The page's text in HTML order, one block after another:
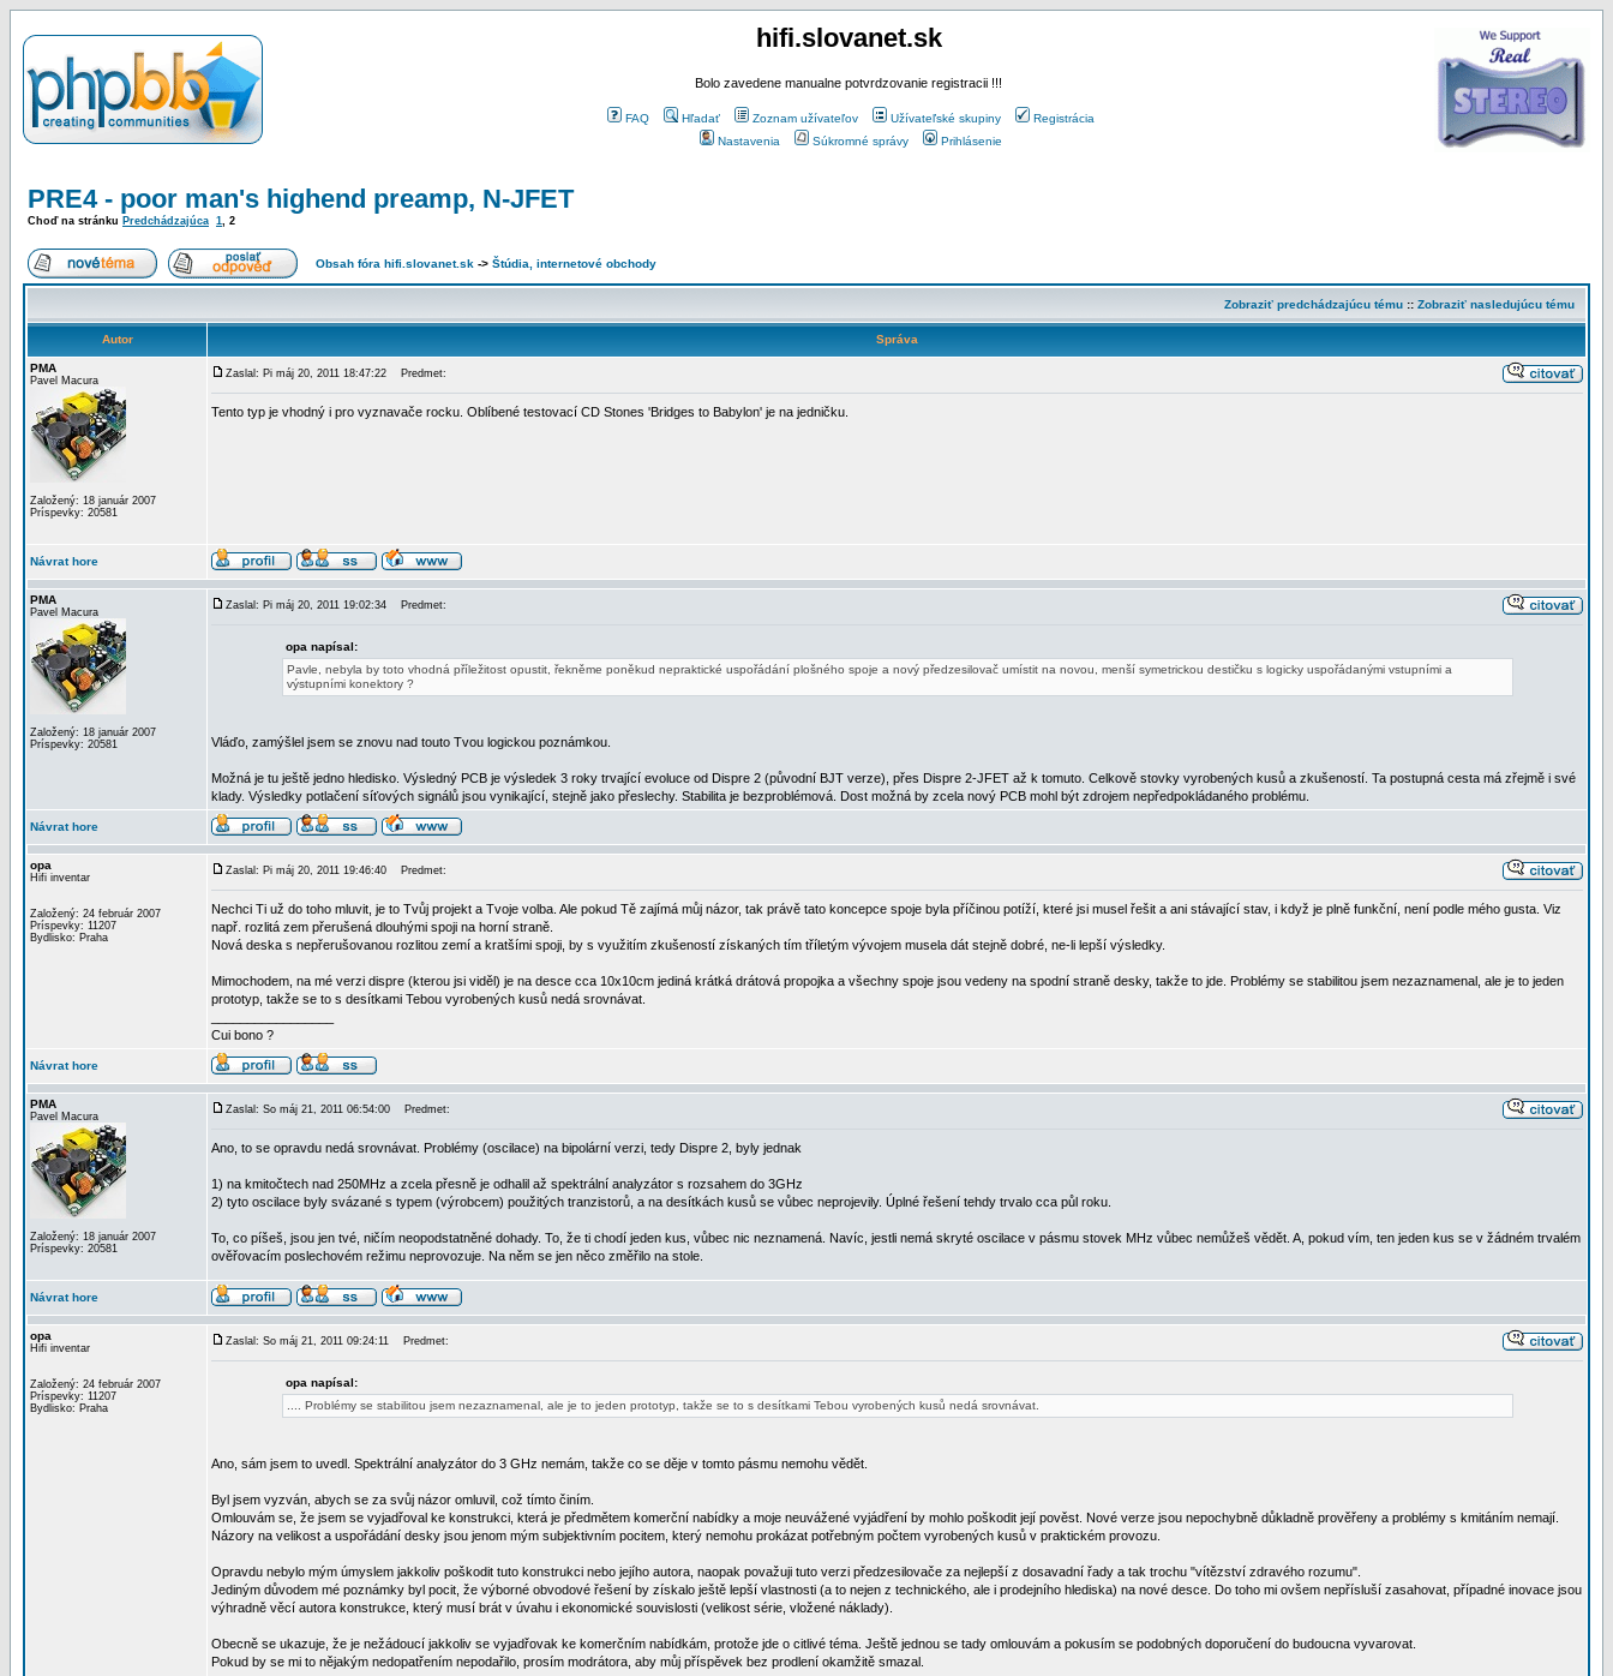
hifi.slovanet.sk
Bolo zavedene manualne potvrdzovanie registracii !!!
FAQ Hľadať Zoznam užívateľov Užívateľské skupiny
Registrácia
Nastavenia
Súkromné správy Prihlásenie
PRE4 - poor man's highend preamp, N-JFET
Choď na stránku Predchádzajúca 1, 2
Obsah fóra hifi.slovanet.sk -> Štúdia, internetové obchody
Zobraziť predchádzajúcu tému :: Zobraziť nasledujúcu tému
Autor Správa
PMA
Pavel Macura
Založený: 18 január 2007
Príspevky: 20581
Zaslal: Pi máj 20, 2011 18:47:22 Predmet:
Tento typ je vhodný i pro vyznavače rocku. Oblíbené testovací CD Stones 'Bridges to Babylon' je na jedničku.
Návrat hore
PMA
Pavel Macura
Založený: 18 január 2007
Príspevky: 20581
Zaslal: Pi máj 20, 2011 19:02:34 Predmet:
opa napísal:
Pavle, nebyla by toto vhodná příležitost opustit, řekněme poněkud nepraktické uspořádání plošného spoje a nový předzesilovač umístit na novou, menší symetrickou destičku s logicky uspořádanými vstupními a
výstupními konektory ?
Vláďo, zamýšlel jsem se znovu nad touto Tvou logickou poznámkou.
Možná je tu ještě jedno hledisko. Výsledný PCB je výsledek 3 roky trvající evoluce od Dispre 2 (původní BJT verze), přes Dispre 2-JFET až k tomuto. Celkově stovky vyrobených kusů a zkušeností. Ta postupná cesta má zřejmě i své
klady. Výsledky potlačení síťových signálů jsou vynikající, stejně jako přeslechy. Stabilita je bezproblémová. Dost možná by zcela nový PCB mohl být zdrojem nepředpokládaného problému.
Návrat hore
opa
Hifi inventar
Založený: 24 február 2007
Príspevky: 11207
Bydlisko: Praha
Zaslal: Pi máj 20, 2011 19:46:40 Predmet:
Nechci Ti už do toho mluvit, je to Tvůj projekt a Tvoje volba. Ale pokud Tě zajímá můj názor, tak právě tato koncepce spoje byla příčinou potíží, které jsi musel řešit a ani stávající stav, i když je plně funkční, není podle mého gusta. Viz
např. rozlitá zem přerušená dlouhými spoji na horní straně.
Nová deska s nepřerušovanou rozlitou zemí a kratšími spoji, by s využitím zkušeností získaných tím tříletým vývojem musela dát stejně dobré, ne-li lepší výsledky.
Mimochodem, na mé verzi dispre (kterou jsi viděl) je na desce cca 10x10cm jediná krátká drátová propojka a všechny spoje jsou vedeny na spodní straně desky, takže to jde. Problémy se stabilitou jsem nezaznamenal, ale je to jeden
prototyp, takže se to s desítkami Tebou vyrobených kusů nedá srovnávat.
Cui bono ?
Návrat hore
PMA
Pavel Macura
Založený: 18 január 2007
Príspevky: 20581
Zaslal: So máj 21, 2011 06:54:00 Predmet:
Ano, to se opravdu nedá srovnávat. Problémy (oscilace) na bipolární verzi, tedy Dispre 2, byly jednak
1) na kmitočtech nad 250MHz a zcela přesně je odhalil až spektrální analyzátor s rozsahem do 3GHz
2) tyto oscilace byly svázané s typem (výrobcem) použitých tranzistorů, a na desítkách kusů se vůbec neprojevily. Úplné řešení tehdy trvalo cca půl roku.
To, co píšeš, jsou jen tvé, ničím neopodstatněné dohady. To, že ti chodí jeden kus, vůbec nic neznamená. Navíc, jestli nemá skryté oscilace v pásmu stovek MHz vůbec nemůžeš vědět. A, pokud vím, ten jeden kus se v žádném trvalém
ověřovacím poslechovém režimu neprovozuje. Na něm se jen něco změřilo na stole.
Návrat hore
opa
Hifi inventar
Založený: 24 február 2007
Príspevky: 11207
Bydlisko: Praha
Zaslal: So máj 21, 2011 09:24:11 Predmet:
opa napísal:
.... Problémy se stabilitou jsem nezaznamenal, ale je to jeden prototyp, takže se to s desítkami Tebou vyrobených kusů nedá srovnávat.
Ano, sám jsem to uvedl. Spektrální analyzátor do 3 GHz nemám, takže co se děje v tomto pásmu nemohu vědět.
Byl jsem vyzván, abych se za svůj názor omluvil, což tímto činím.
Omlouvám se, že jsem se vyjadřoval ke konstrukci, která je předmětem komerční nabídky a moje neuvážené vyjádření by mohlo poškodit její pověst. Nové verze jsou nepochybně důkladně prověřeny a problémy s kmitáním nemají.
Názory na velikost a uspořádání desky jsou jenom mým subjektivním pocitem, který nemohu prokázat potřebným počtem vyrobených kusů v praktickém provozu.
Opravdu nebylo mým úmyslem jakkoliv poškodit tuto konstrukci nebo jejího autora, naopak považuji tuto verzi předzesilovače za nejlepší z dosavadní řady a tak trochu "vítězství zdravého rozumu".
Jediným důvodem mé poznámky byl pocit, že výborné obvodové řešení by získalo ještě lepší vlastnosti (a to nejen z technického, ale i prodejního hlediska) na nové desce. Do toho mi ovšem nepřísluší zasahovat, případné inovace jsou
výhradně věcí autora konstrukce, který musí brát v úvahu i ekonomické souvislosti (velikost série, vložené náklady).
Obecně se ukazuje, že je nežádoucí jakkoliv se vyjadřovak ke komerčním nabídkám, protože jde o citlivé téma. Ještě jednou se tady omlouvám a pokusím se podobných doporučení do budoucna vyvarovat.
Pokud by se mi to nějakým nedopatřením nepodařilo, prosím modrátora, aby můj příspěvek bez prodlení okamžitě smazal.